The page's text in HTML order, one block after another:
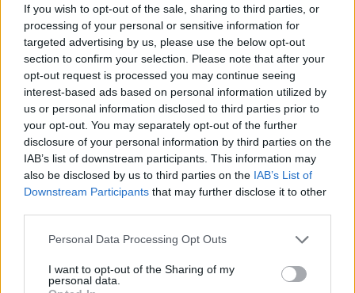
If you wish to opt-out of the sale, sharing to third parties, or
processing of your personal or sensitive information for
targeted advertising by us, please use the below opt-out
section to confirm your selection. Please note that after your
opt-out request is processed you may continue seeing
interest-based ads based on personal information utilized by
us or personal information disclosed to third parties prior to
your opt-out. You may separately opt-out of the further
disclosure of your personal information by third parties on the
IAB’s list of downstream participants. This information may
also be disclosed by us to third parties on the IAB’s List of
Downstream Participants that may further disclose it to other
Personal Data Processing Opt Outs
I want to opt-out of the Sharing of my
personal data.
Ατροφία: «Μιλάμε για την SMA… Πλέον Ξέρεις»
ΥΓΕΊΑ 07/08/2026 - 19:56
Γεωργιάδης από Ρόδο: Νέες προσλήψεις στο
νοσοκομείο και «πράσινο φως» για το
ακτινοθεραπευτικό κέντρο
ΠΟΛΙΤΙΚΉ ΥΓΕΊΑΣ 07/08/2026 - 19:12
Σε κόκκινο συναγερμό για φωτιές Κρήτη, Βόρειο
Αιγαίο και Αττική το Σάββατο 8 Αυγούστου
ΕΠΙΚΑΙΡΌΤΗΤΑ 07/08/2026 - 18:37
Τι μπορεί να μας διδάξει η νέα ταινία του Spider-Man
ΨΥΧΙΚΉ ΥΓΕΊΑ 07/08/2026 - 18:11
ΔΗΜΟΦΙΛΗ
κουνουπιών σε 120.000 στρέμματα ορυζώνων στις